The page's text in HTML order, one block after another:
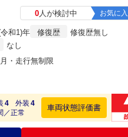
0人が検討中 お気に
和1)年 修復歴
修復歴無し
なし
・走行無制限
4 外装 4
／正常
車両状態評価書